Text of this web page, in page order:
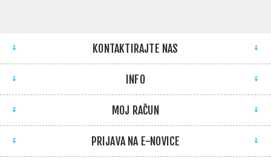
KONTAKTIRAJTE NAS
INFO
MOJ RAČUN
PRIJAVA NA E-NOVICE